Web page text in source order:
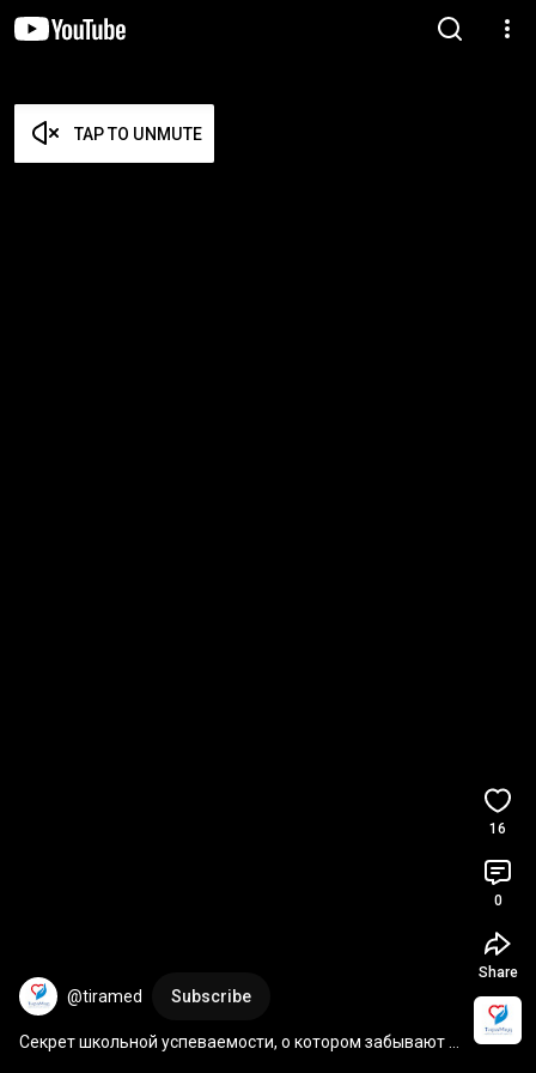
TAP TO UNMUTE
@tiramed Subscribe
Секрет школьной успеваемости, о котором забывают
16
0
Share